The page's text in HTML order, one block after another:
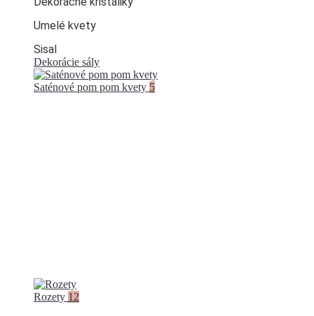
Umelé kvety
Sisal
Dekorácie sály
Saténové pom pom kvety 5
Rozety 12